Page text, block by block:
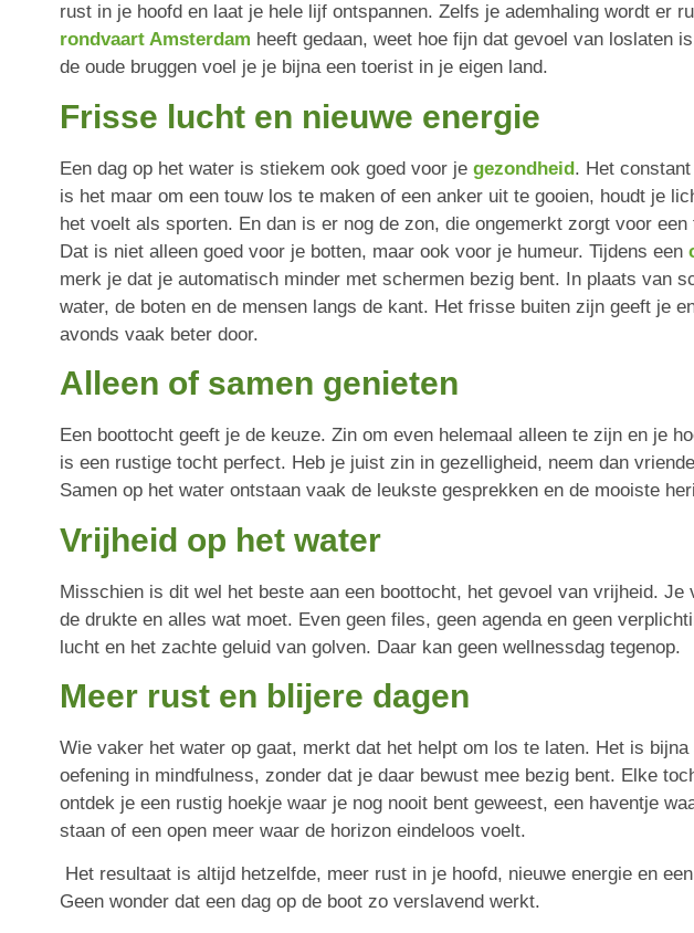
rust in je hoofd en laat je hele lijf ontspannen. Zelfs je ademhaling wordt er
rondvaart Amsterdam heeft gedaan, weet hoe fijn dat gevoel van loslaten
de oude bruggen voel je je bijna een toerist in je eigen land.
Frisse lucht en nieuwe energie
Een dag op het water is stiekem ook goed voor je gezondheid. Het
is het maar om een touw los te maken of een anker uit te gooien, houdt je
het voelt als sporten. En dan is er nog de zon, die ongemerkt zorgt voor
Dat is niet alleen goed voor je botten, maar ook voor je humeur. Tijdens een
merk je dat je automatisch minder met schermen bezig bent. In plaats van
water, de boten en de mensen langs de kant. Het frisse buiten zijn geeft je
avonds vaak beter door.
Alleen of samen genieten
Een boottocht geeft je de keuze. Zin om even helemaal alleen te zijn en je
is een rustige tocht perfect. Heb je juist zin in gezelligheid, neem dan
Samen op het water ontstaan vaak de leukste gesprekken en de mooiste
Vrijheid op het water
Misschien is dit wel het beste aan een boottocht, het gevoel van vrijheid. Je
de drukte en alles wat moet. Even geen files, geen agenda en geen
lucht en het zachte geluid van golven. Daar kan geen wellnessdag tegenop.
Meer rust en blijere dagen
Wie vaker het water op gaat, merkt dat het helpt om los te laten. Het is bijna
oefening in mindfulness, zonder dat je daar bewust mee bezig bent. Elke
ontdek je een rustig hoekje waar je nog nooit bent geweest, een haventje
staan of een open meer waar de horizon eindeloos voelt.
Het resultaat is altijd hetzelfde, meer rust in je hoofd, nieuwe energie en
Geen wonder dat een dag op de boot zo verslavend werkt.